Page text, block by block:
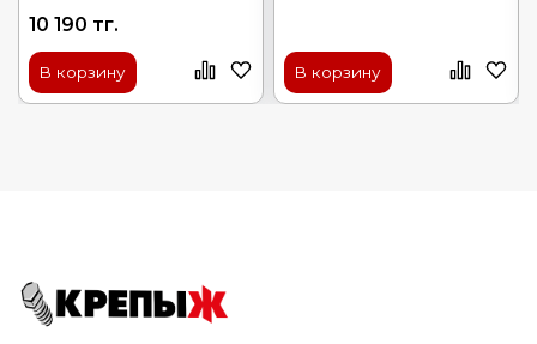
10 190 тг.
В корзину В корзину